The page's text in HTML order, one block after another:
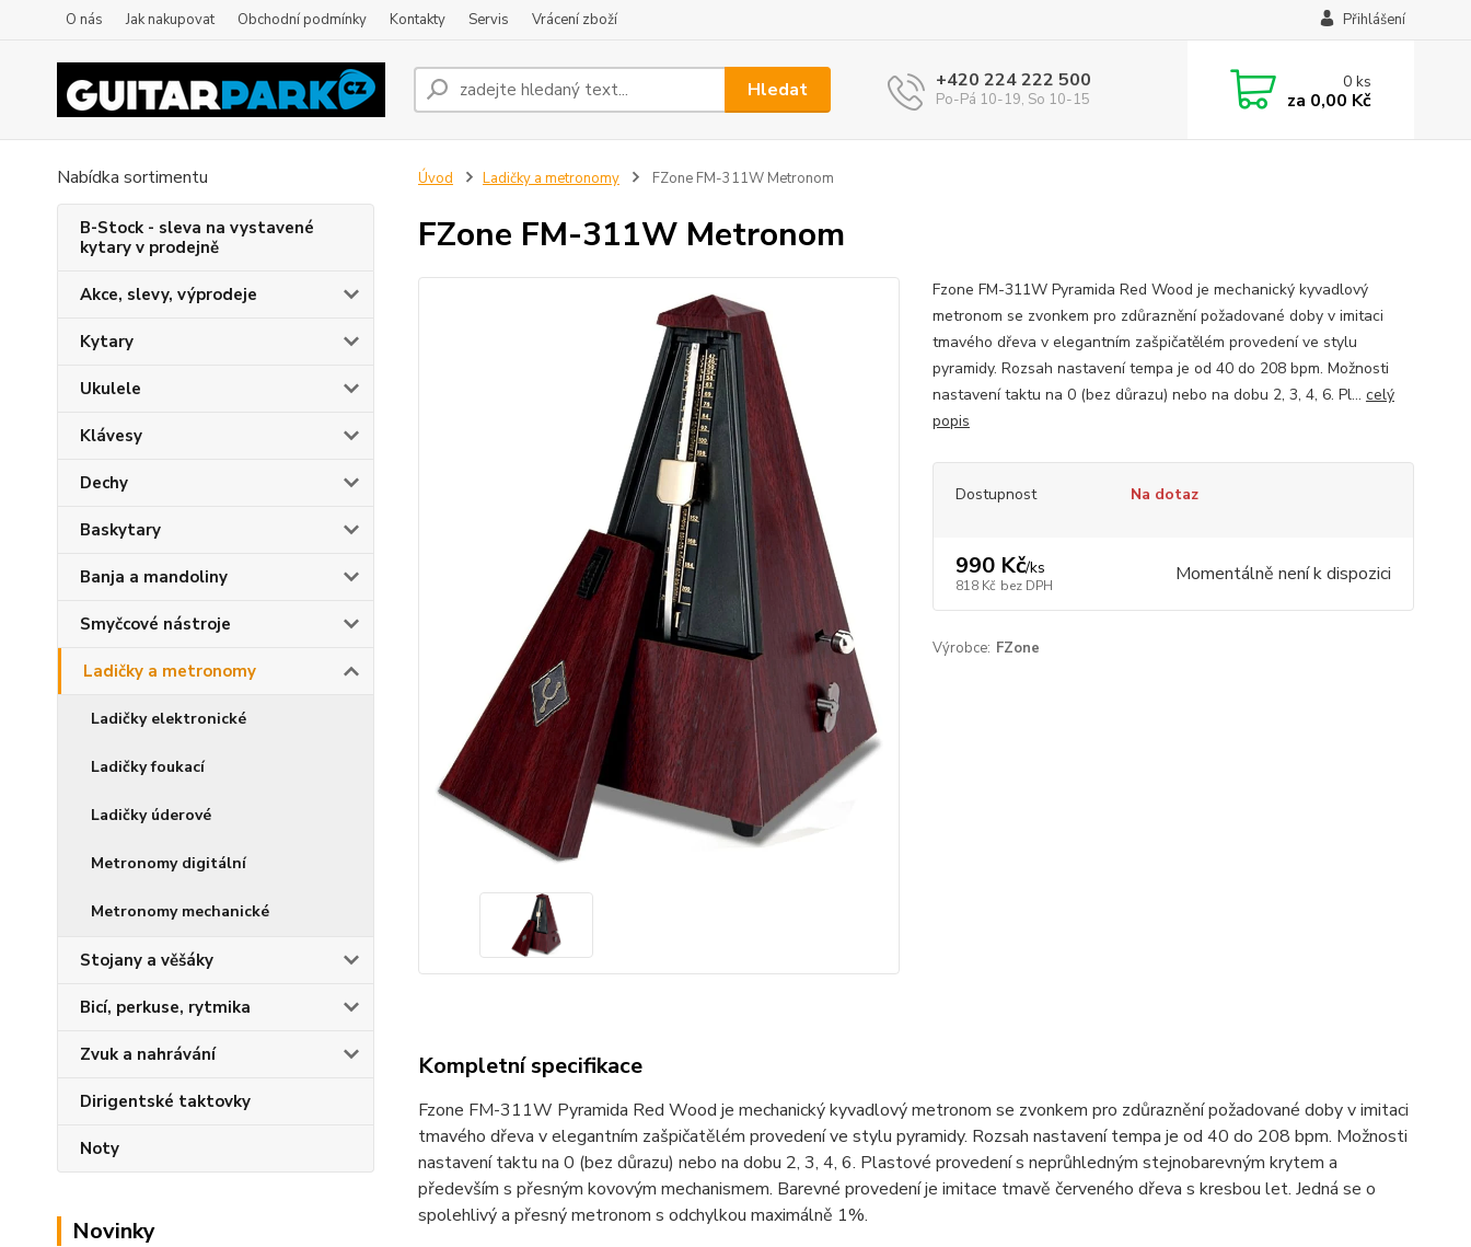
O nás Jak nakupovat Obchodní podmínky Kontakty Servis Vrácení zboží Přihlášení
Hledat +420 224 222 500
Po-Pá 10-19, So 10-15
0ks
za 0,00 Kč
Nabídka sortimentu
B-Stock - sleva na vystavené
kytary v prodejně
Akce, slevy, výprodeje
Kytary
Ukulele
Klávesy
Dechy
Baskytary
Banja a mandoliny
Smyčcové nástroje
Ladičky a metronomy
Ladičky elektronické
Ladičky foukací
Ladičky úderové
Metronomy digitální
Metronomy mechanické
Stojany a věšáky
Bicí, perkuse, rytmika
Zvuk a nahrávání
Dirigentské taktovky
Noty
Novinky
Úvod Ladičky a metronomy FZone FM-311W Metronom
FZone FM-311W Metronom
Fzone FM-311W Pyramida Red Wood je mechanický kyvadlový
metronom se zvonkem pro zdůraznění požadované doby v imitaci
tmavého dřeva v elegantním zašpičatělém provedení ve stylu
pyramidy. Rozsah nastavení tempa je od 40 do 208 bpm. Možnosti
nastavení taktu na 0 (bez důrazu) nebo na dobu 2, 3, 4, 6. Pl... celý
popis
Dostupnost Na dotaz
990 Kč/ks
818 Kč bez DPH Momentálně není k dispozici
Výrobce: FZone
Kompletní specifikace
Fzone FM-311W Pyramida Red Wood je mechanický kyvadlový metronom se zvonkem pro zdůraznění požadované doby v imitaci
tmavého dřeva v elegantním zašpičatělém provedení ve stylu pyramidy. Rozsah nastavení tempa je od 40 do 208 bpm. Možnosti
nastavení taktu na 0 (bez důrazu) nebo na dobu 2, 3, 4, 6. Plastové provedení s neprůhledným stejnobarevným krytem a
především s přesným kovovým mechanismem. Barevné provedení je imitace tmavě červeného dřeva s kresbou let. Jedná se o
spolehlivý a přesný metronom s odchylkou maximálně 1%.